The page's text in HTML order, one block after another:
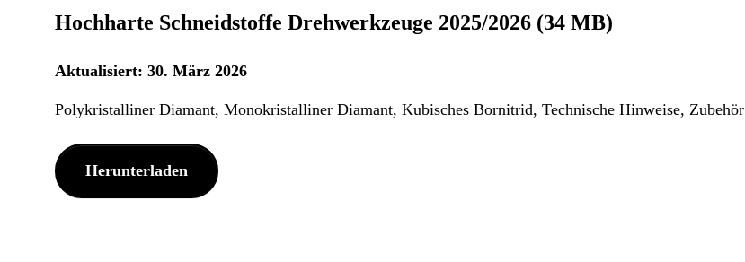
Hochharte Schneidstoffe Drehwerkzeuge 2025/2026 (34 MB)
Aktualisiert: 30. März 2026
Polykristalliner Diamant, Monokristalliner Diamant, Kubisches Bornitrid, Technische Hinweise, Zubehör
Herunterladen